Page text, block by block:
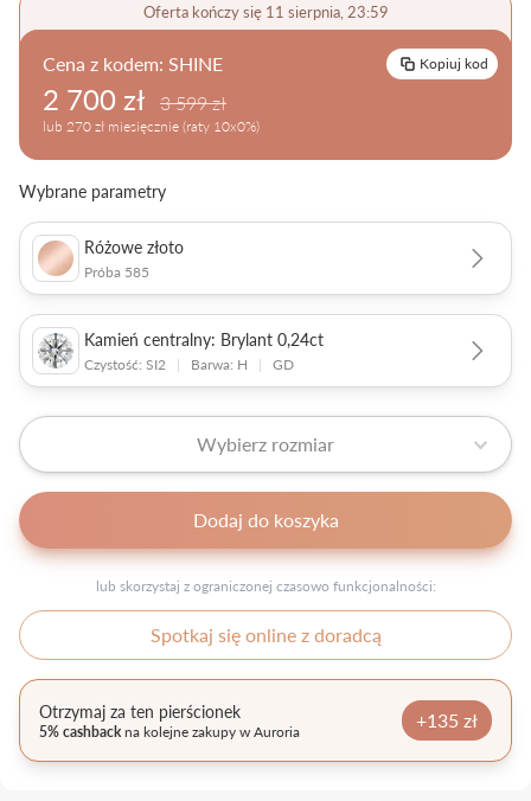
Pielęgnacja biżuterii
Oferta kończy się 11 sierpnia, 23:59
Cena z kodem: SHINE Kopiuj kod
2 700 zł 3 599 zł
lub 270 zł miesięcznie (raty 10x0%)
Wybrane parametry
Różowe złoto
Próba 585
Kamień centralny: Brylant 0,24ct
Czystość: SI2 | Barwa: H | GD
Wybierz rozmiar
Dodaj do koszyka
lub skorzystaj z ograniczonej czasowo funkcjonalności:
Spotkaj się online z doradcą
Otrzymaj za ten pierścionek
5% cashbackna kolejne zakupy w Auroria +135 zł